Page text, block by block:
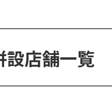
設店舗一覧